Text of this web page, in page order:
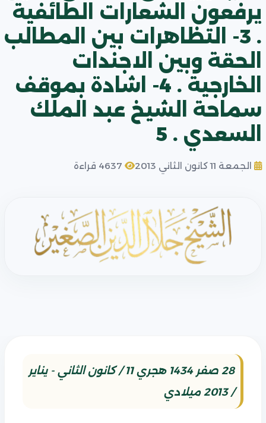
يرفعون الشعارات الطائفية
. 3- التظاهرات بين المطالب
الحقة وبين الاجندات
الخارجية . 4- اشادة بموقف
سماحة الشيخ عبد الملك
السعدي . 5
الجمعة 11 كانون الثاني 2013
28 صفر 1434 هجري 11 / كانون الثاني - يناير
/ 2013 ميلادي